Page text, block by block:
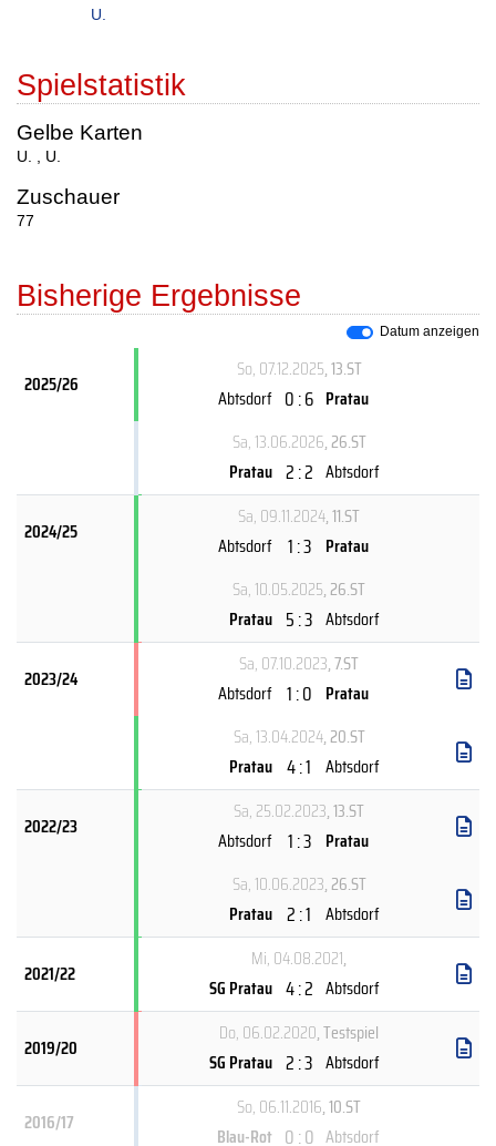
U.
Spielstatistik
Gelbe Karten
U. U.
Zuschauer
77
Bisherige Ergebnisse
Datum anzeigen
2025/26
So, 07.12.2025, 13.ST
Abtsdorf 0 : 6 Pratau
Sa, 13.06.2026, 26.ST
Pratau 2 : 2 Abtsdorf
2024/25
Sa, 09.11.2024, 11.ST
Abtsdorf 1 : 3 Pratau
Sa, 10.05.2025, 26.ST
Pratau 5 : 3 Abtsdorf
2023/24
Sa, 07.10.2023, 7.ST
Abtsdorf 1 : 0 Pratau
Sa, 13.04.2024, 20.ST
Pratau 4 : 1 Abtsdorf
2022/23
Sa, 25.02.2023, 13.ST
Abtsdorf 1 : 3 Pratau
Sa, 10.06.2023, 26.ST
Pratau 2 : 1 Abtsdorf
2021/22
Mi, 04.08.2021,
SG Pratau 4 : 2 Abtsdorf
2019/20
Do, 06.02.2020, Testspiel
SG Pratau 2 : 3 Abtsdorf
2016/17
So, 06.11.2016, 10.ST
Blau-Rot 0 : 0 Abtsdorf